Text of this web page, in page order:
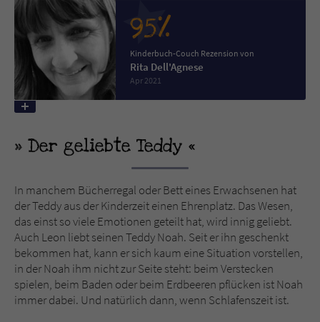
95%
Kinderbuch-Couch Rezension von
Rita Dell'Agnese
Apr 2021
Der geliebte Teddy
In manchem Bücherregal oder Bett eines Erwachsenen hat
der Teddy aus der Kinderzeit einen Ehrenplatz. Das Wesen,
das einst so viele Emotionen geteilt hat, wird innig geliebt.
Auch Leon liebt seinen Teddy Noah. Seit er ihn geschenkt
bekommen hat, kann er sich kaum eine Situation vorstellen,
in der Noah ihm nicht zur Seite steht: beim Verstecken
spielen, beim Baden oder beim Erdbeeren pflücken ist Noah
immer dabei. Und natürlich dann, wenn Schlafenszeit ist.
Name tx_pwcomments_ahash
Anbieter Literatur-Couch Medien GmbH & Co. KG
Laufzeit 1 Jahr
Anbieter Literatur-Couch Medien GmbH & Co. KG
Laufzeit Session
Zweck
Dieses Cookie gewährleistet die
Kommunikation der Webseite mit dem
Benutzer. Es wird benötigt um z. B. den